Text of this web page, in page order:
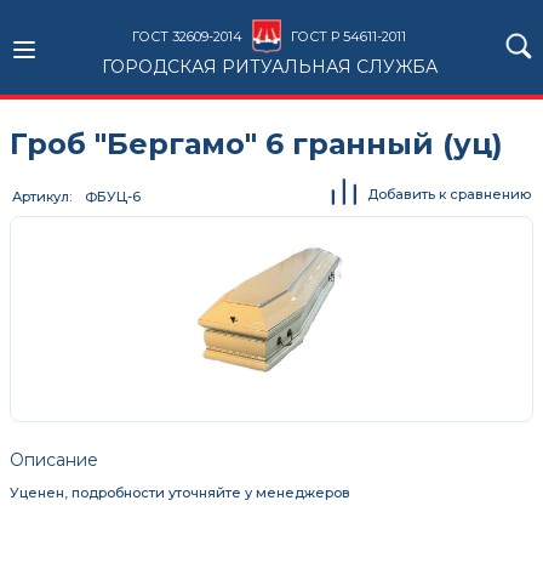
ГОСТ 32609-2014 ГОСТ Р 54611-2011
ГОРОДСКАЯ РИТУАЛЬНАЯ СЛУЖБА
Гроб "Бергамо" 6 гранный (уц)
Описание
Уценен, подробности уточняйте у менеджеров
Артикул ФБУЦ-6 Добавить к сравнению